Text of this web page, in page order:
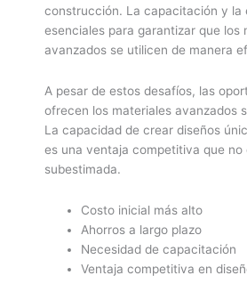
construcción. La capacitación y la
esenciales para garantizar que los
avanzados se utilicen de manera
A pesar de estos desafíos, las
ofrecen los materiales avanzados
La capacidad de crear diseños
es una ventaja competitiva que no
subestimada.
Costo inicial más alto
Ahorros a largo plazo
Necesidad de capacitación
Ventaja competitiva en